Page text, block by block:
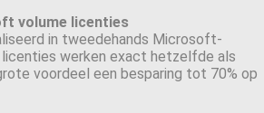
volume licenties
in tweedehands Microsoft-
werken exact hetzelfde als
voordeel een besparing tot 70% op